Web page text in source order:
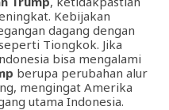
Kebijakan
dagang dengan
Tiongkok. Jika
bisa mengalami
berupa perubahan alur
mengingat Amerika
utama Indonesia.